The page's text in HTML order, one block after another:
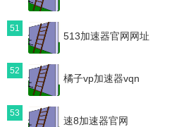
51
513加速器官网网址
52
橘子vp加速器vqn
53
速8加速器官网